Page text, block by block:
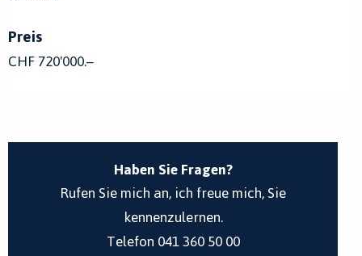
Preis
CHF 720'000.–
Haben Sie Fragen?
Rufen Sie mich an, ich freue mich, Sie
kennenzulernen.
Telefon 041 360 50 00